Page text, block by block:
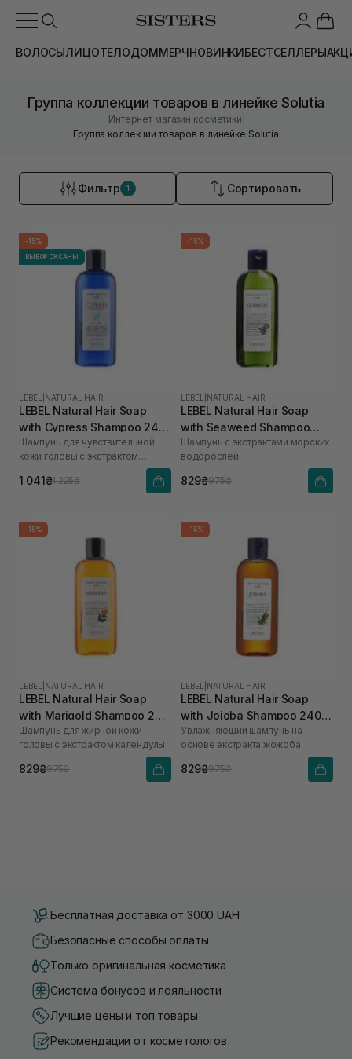
ВОЛОСЫЛИЦОТЕЛОДОММЕРЧНОВИНКИБЕСТСЕЛЛЕРЫ
Группа коллекции товаров в линейке Solutia
Интернет магазин косметики
Группа коллекции товаров в линейке Solutia
Фильтр 1 Сортировать
-15%
ВЫБОР ОКСАНЫ
LEBEL NATURAL HAIR
LEBEL Natural Hair Soap
with Cypress Shampoo 240
мл
Шампунь для чувствительной
кожи головы с экстрактом
1 041₴1 225₴
-15%
LEBEL NATURAL HAIR
LEBEL Natural Hair Soap
with Seaweed Shampoo
240 мл
Шампунь с экстрактами морских
водорослей
829₴975₴
-15%
LEBEL NATURAL HAIR
LEBEL Natural Hair Soap
with Marigold Shampoo 240
мл
Шампунь для жирной кожи
головы с экстрактом календулы
829₴975₴
-15%
LEBEL NATURAL HAIR
LEBEL Natural Hair Soap
with Jojoba Shampoo 240
мл
Увлажняющий шампунь на
основе экстракта жожоба
829₴975₴
Бесплатная доставка от 3000 UAH
Безопасные способы оплаты
Только оригинальная косметика
Система бонусов и лояльности
Лучшие цены и топ товары
Рекомендации от косметологов